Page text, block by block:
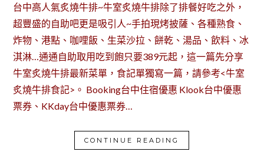
台中高人氣炙燒牛排~牛室炙燒牛排除了排餐好吃之外，
超豐盛的自助吧更是吸引人~手拍現烤披薩、各種熟食、
炸物、港點、咖哩飯、生菜沙拉、餅乾、湯品、飲料、冰
淇淋…通通自助取用吃到飽只要389元起，這一篇先分享
牛室炙燒牛排最新菜單，食記單獨寫一篇，請參考<牛室
炙燒牛排食記>。 Booking台中住宿優惠 Klook台中優惠
票券、KKday台中優惠票券…
CONTINUE READING